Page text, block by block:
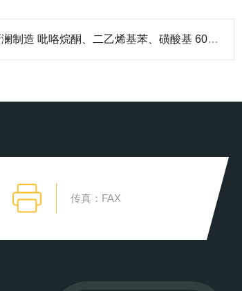
制造 吡咯烷酮、二乙烯基苯、磺酸基 60mg，3mL 50支/盒 孔径70Å
传真：FAX